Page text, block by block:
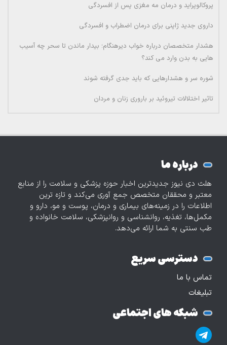
پروکالوپراید و درمان مه مغزی پس از افسردگی
داروی جدید ژاپنی برای درمان اضطراب و افسردگی
هشدار متخصصان درباره خواب دیرهنگام؛ بیدار ماندن تا سحر چه آسیب
هایی به بدن وارد می کند؟
شوره سر و هشدارهایی که باید جدی گرفته شوند
تاثیر اختلالات تیروئید بر باروری زنان و مردان
درباره ما
هلث دی نیوز جدیدترین اخبار حوزه پزشکی و سلامت را از منابع
معتبر و محققان متخصص جمع آوری می‌کند و تازه‌ ترین
اطلاعات را در زمینه‌های بیماری و درمان، پوست و مو، دارو و
مکمل‌ها، تغذیه، روانشناسی و روانپزشکی، سلامت خانواده و
طب سنتی به شما ارائه می‌دهد.
دسترسی سریع
تماس با ما
تبلیغات
شبکه های اجتماعی